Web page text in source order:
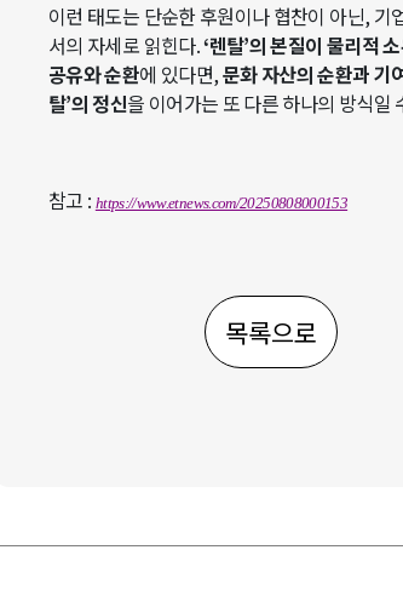
이런 태도는 단순한 후원이나 협찬이 아닌, 기
서의 자세로 읽힌다.‘렌탈’의 본질이 물리적
공유와 순환에 있다면,문화 자산의 순환과 기
탈’의 정신을 이어가는 또 다른 하나의 방식일
참고 : https://www.etnews.com/20250808000153
목록으로